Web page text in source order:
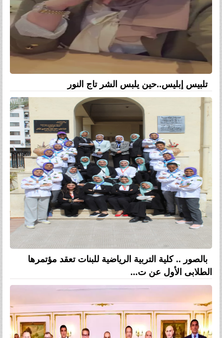
تلبيس إبليس..حين يلبس الشر تاج النور
بالصور .. كلية التربية الرياضية للبنات تعقد مؤتمرها
الطلابى الأول عن ت...